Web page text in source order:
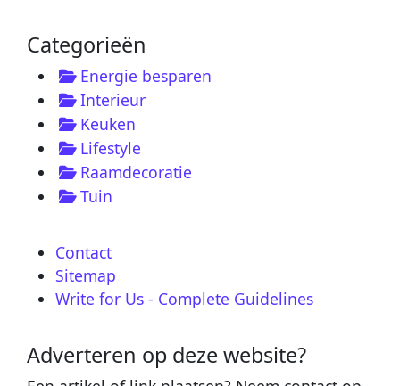
Categorieën
Energie besparen
Interieur
Keuken
Lifestyle
Raamdecoratie
Tuin
Contact
Sitemap
Write for Us - Complete Guidelines
Adverteren op deze website?